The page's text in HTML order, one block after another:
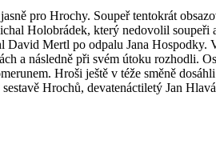
pro Hrochy. Soupeř tentokrát
Holobrádek, který nedovolil
Mertl po odpalu Jana Hospodky.
a následně při svém útoku rozhodli.
Hroši ještě v téže směně
Hrochů, devatenáctiletý Jan